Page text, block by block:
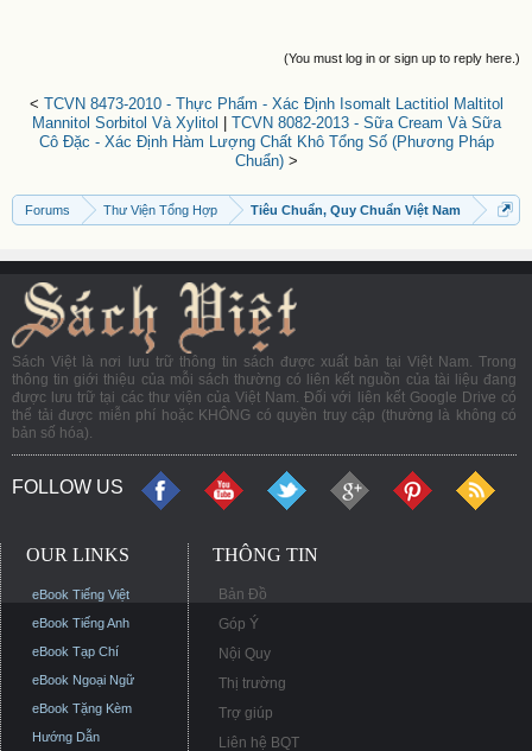
(You must log in or sign up to reply here.)
< TCVN 8473-2010 - Thực Phẩm - Xác Định Isomalt Lactitiol Maltitol
Mannitol Sorbitol Và Xylitol | TCVN 8082-2013 - Sữa Cream Và Sữa
Cô Đặc - Xác Định Hàm Lượng Chất Khô Tổng Số (Phương Pháp
Chuẩn)>
Forums Thư Viện Tổng Hợp Tiêu Chuẩn, Quy Chuẩn Việt Nam
Sách Việt là nơi lưu trữ thông tin sách được xuất bản tại Việt Nam. Trong
thông tin giới thiệu của mỗi sách thường có liên kết nguồn của tài liệu đang
được lưu trữ tại các thư viện của Việt Nam. Đối với liên kết Google Drive có
thể tải được miễn phí hoặc KHÔNG có quyền truy cập (thường là không có
bản số hóa).
FOLLOW US
OUR LINKS
eBook Tiếng Việt
eBook Tiếng Anh
eBook Tạp Chí
eBook Ngoại Ngữ
eBook Tặng Kèm
Hướng Dẫn
THÔNG TIN
Bản Đồ
Góp Ý
Nội Quy
Thị trường
Trợ giúp
Liên hệ BQT